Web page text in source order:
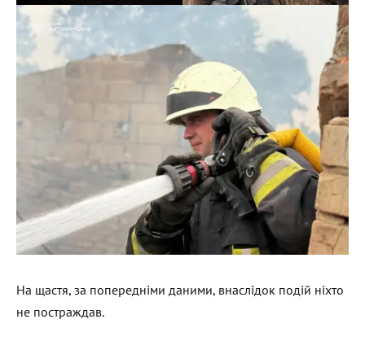
На щастя, за попередніми даними, внаслідок подій ніхто
не постраждав.